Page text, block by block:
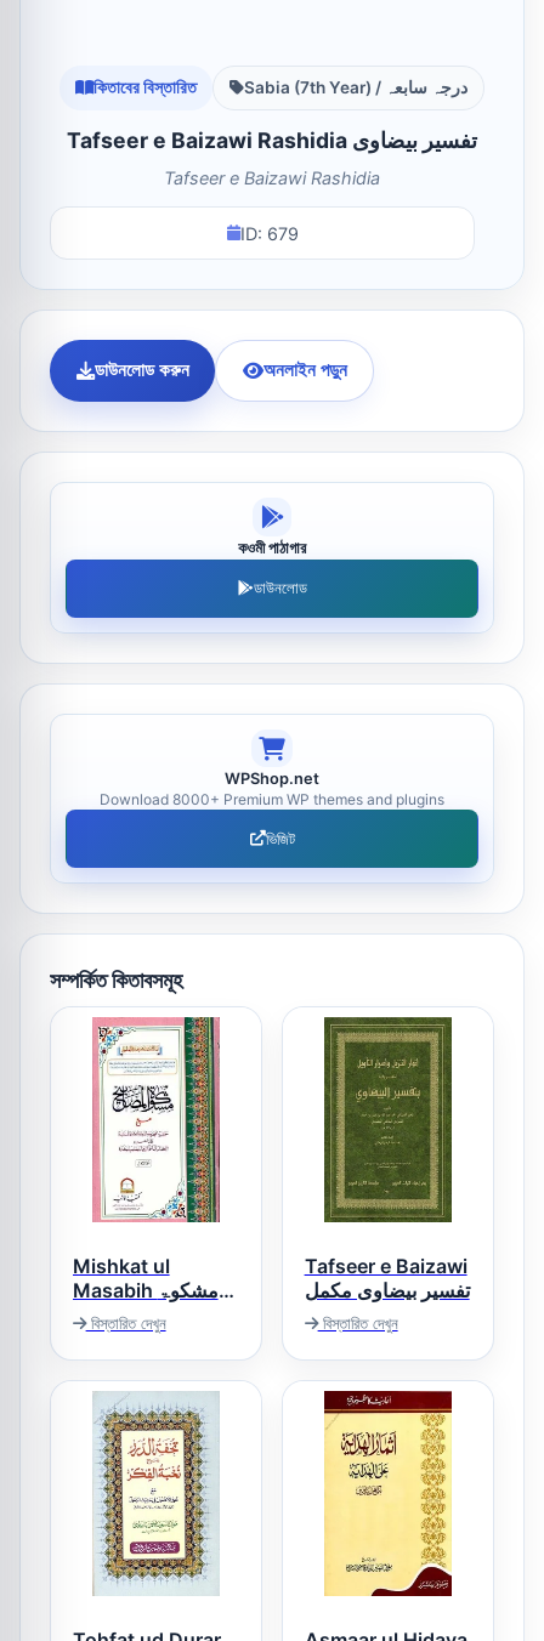
কিতাবের বিস্তারিত Sabia (7th Year) / درجہ سابعہ
Tafseer e Baizawi Rashidia تفسیر بیضاوی
Tafseer e Baizawi Rashidia
ID: 679
ডাউনলোড করুন অনলাইন পড়ুন
কওমী পাঠাগার
ডাউনলোড
WPShop.net
Download 8000+ Premium WP themes and plugins
ভিজিট
সম্পর্কিত কিতাবসমূহ
Mishkat ul
Masabih مشکوۃ
المصابیح
বিস্তারিত দেখুন
Tafseer e Baizawi
تفسیر بیضاوی مکمل
বিস্তারিত দেখুন